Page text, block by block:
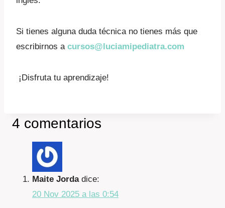
Si tienes alguna duda técnica no tienes más que
escribirnos a cursos@luciamipediatra.com
¡Disfruta tu aprendizaje!
4 comentarios
Maite Jorda dice:
20 Nov 2025 a las 0:54